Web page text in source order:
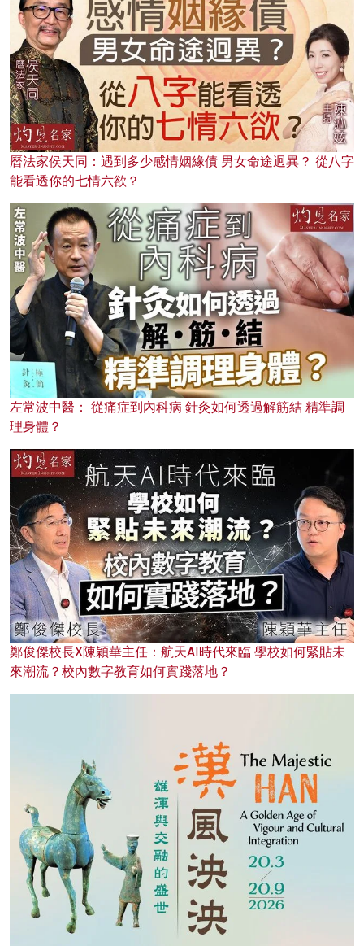
曆法家侯天同：遇到多少感情姻緣債 男女命途迥異？ 從八字
能看透你的七情六欲？
左常波中醫： 從痛症到內科病 針灸如何透過解筋結 精準調
理身體？
鄭俊傑校長X陳穎華主任：航天AI時代來臨 學校如何緊貼未
來潮流？校內數字教育如何實踐落地？